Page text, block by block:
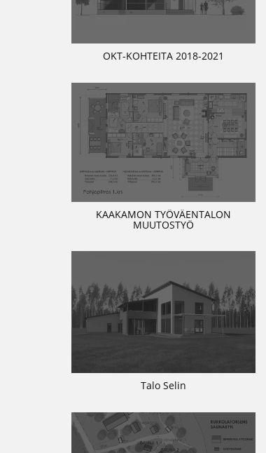
OKT-KOHTEITA 2018-2021
KAAKAMON TYÖVÄENTALON
MUUTOSTYÖ
Talo Selin